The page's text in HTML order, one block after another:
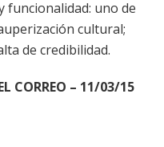
funcionalidad: uno de
cultural;
de credibilidad.
CORREO – 11/03/15